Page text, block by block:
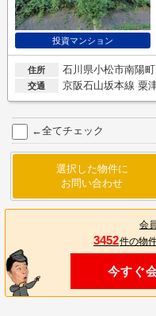
投資マンション
住所 石川県小松市南陽町
交通 京阪石山坂本線 粟
←全てチェック
選択した物件に
お問い合わせ
会
3452件の物
今すぐ